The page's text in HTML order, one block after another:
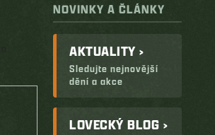
NOVINKY A ČLÁNKY
AKTUALITY ›
Sledujte nejnovější
dění a akce
LOVECKÝ BLOG ›